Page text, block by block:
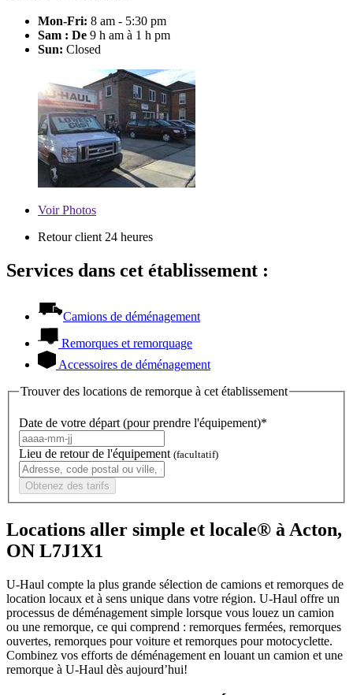
Mon-Fri: 8 am - 5:30 pm
Sam : De 9 h am à 1 h pm
Sun: Closed
VoirPhotos
Retour client 24 heures
Services dans cet établissement :
Camions de déménagement
Remorques et remorquage
Accessoires de déménagement
Trouver des locations de remorque à cet établissement
Date de votre départ (pour prendre l'équipement)*
Lieu de retour de l'équipement (facultatif)
Obtenez des tarifs
Locations aller simple et locale® à Acton,
ON L7J1X1
U-Haul compte la plus grande sélection de camions et remorques de
location locaux et à sens unique dans votre région. U-Haul offre un
processus de déménagement simple lorsque vous louez un camion
ou une remorque, ce qui comprend : remorques fermées, remorques
ouvertes, remorques pour voiture et remorques pour motocyclette.
Combinez vos efforts de déménagement en louant un camion et une
remorque à U-Haul dès aujourd’hui!